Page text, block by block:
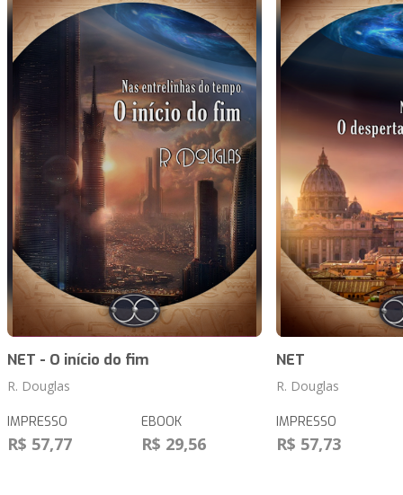
NET - O início do fim
R. Douglas
IMPRESSO
R$ 57,77
EBOOK
R$ 29,56
NET
R. Douglas
IMPRESSO
R$ 57,73